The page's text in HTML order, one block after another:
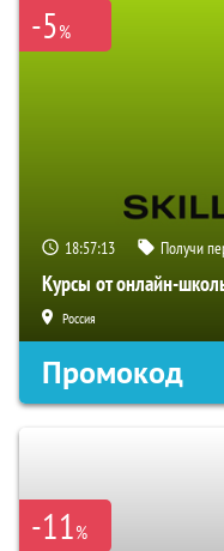
-5%
18:57:12 Получи
Курсы от онлайн-
Россия
Промокод
-11%